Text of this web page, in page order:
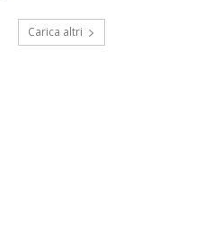
Carica altri